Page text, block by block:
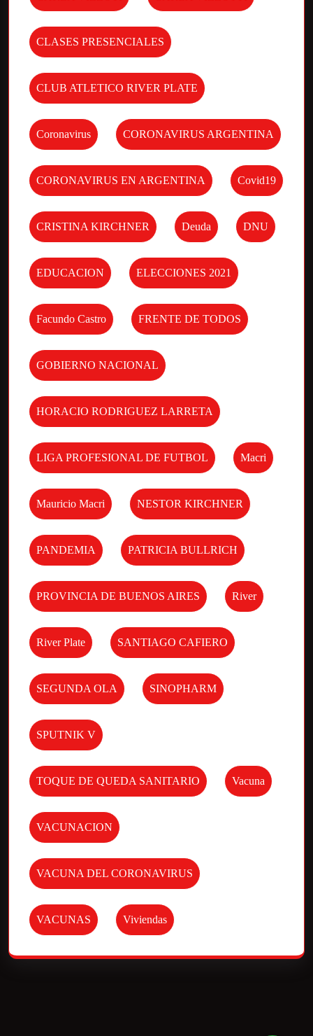
CLASES PRESENCIALES
CLUB ATLETICO RIVER PLATE
Coronavirus CORONAVIRUS ARGENTINA
CORONAVIRUS EN ARGENTINA Covid19
CRISTINA KIRCHNER Deuda DNU
EDUCACION ELECCIONES 2021
Facundo Castro FRENTE DE TODOS
GOBIERNO NACIONAL
HORACIO RODRIGUEZ LARRETA
LIGA PROFESIONAL DE FUTBOL Macri
Mauricio Macri NESTOR KIRCHNER
PANDEMIA PATRICIA BULLRICH
PROVINCIA DE BUENOS AIRES River
River Plate SANTIAGO CAFIERO
SEGUNDA OLA SINOPHARM
SPUTNIK V
TOQUE DE QUEDA SANITARIO Vacuna
VACUNACION
VACUNA DEL CORONAVIRUS
VACUNAS Viviendas